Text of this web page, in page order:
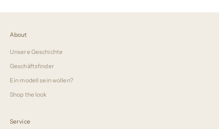
About
Unsere Geschichte
Geschäftsfinder
Ein modell sein wollen?
Shop the look
Service